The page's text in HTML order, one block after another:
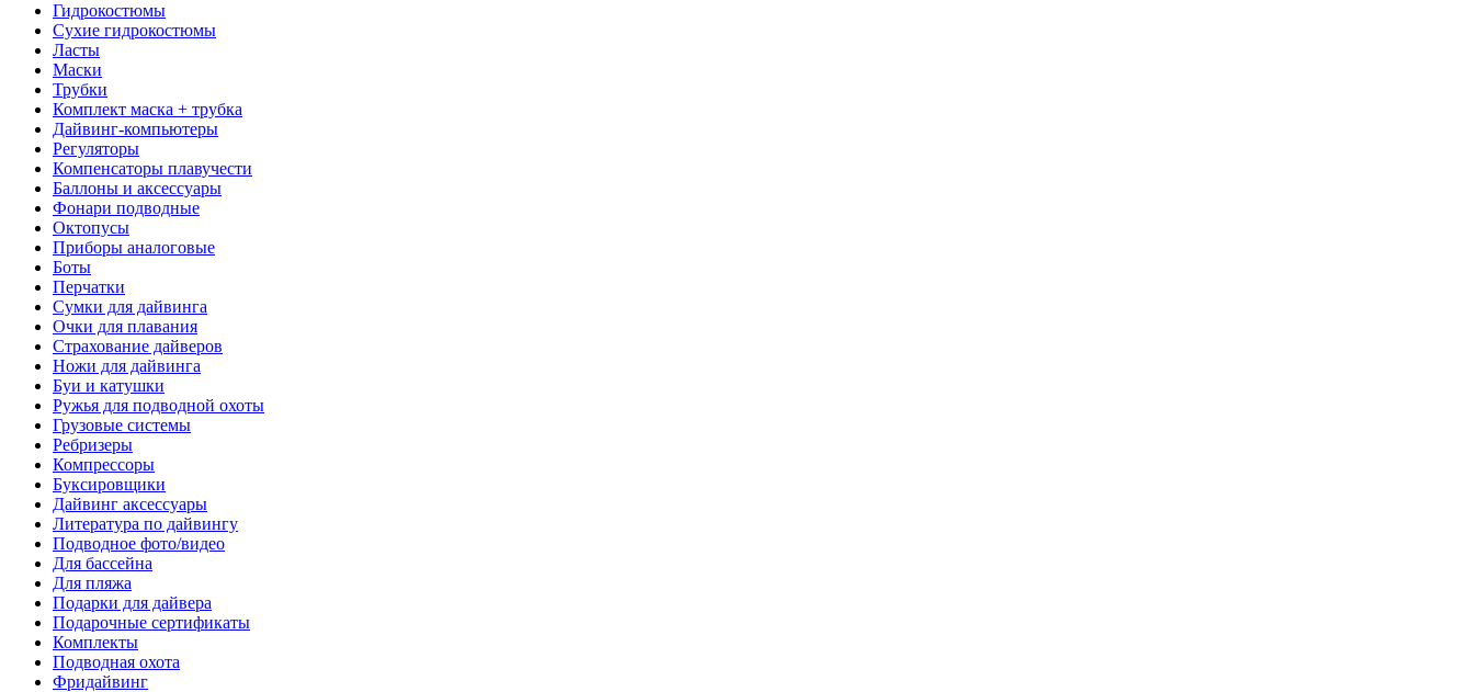
Гидрокостюмы
Сухие гидрокостюмы
Ласты
Маски
Трубки
Комплект маска + трубка
Дайвинг-компьютеры
Регуляторы
Компенсаторы плавучести
Баллоны и аксессуары
Фонари подводные
Октопусы
Приборы аналоговые
Боты
Перчатки
Сумки для дайвинга
Очки для плавания
Страхование дайверов
Ножи для дайвинга
Буи и катушки
Ружья для подводной охоты
Грузовые системы
Ребризеры
Компрессоры
Буксировщики
Дайвинг аксессуары
Литература по дайвингу
Подводное фото/видео
Для бассейна
Для пляжа
Подарки для дайвера
Подарочные сертификаты
Комплекты
Подводная охота
Фридайвинг